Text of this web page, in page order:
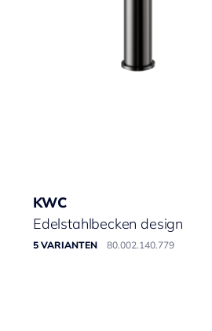
KWC
Edelstahlbecken design
5 VARIANTEN 80.002.140.779